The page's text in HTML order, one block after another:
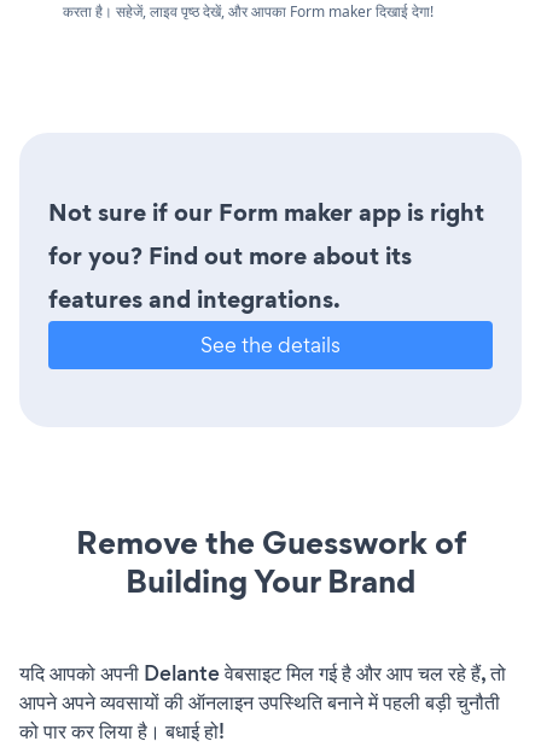
करता है। सहेजें, लाइव पृष्ठ देखें, और आपका Form maker दिखाई देगा!
Not sure if our Form maker app is right
for you? Find out more about its
features and integrations.
See the details
Remove the Guesswork of
Building Your Brand
यदि आपको अपनी Delante वेबसाइट मिल गई है और आप चल रहे हैं, तो
आपने अपने व्यवसायों की ऑनलाइन उपस्थिति बनाने में पहली बड़ी चुनौती
को पार कर लिया है। बधाई हो!